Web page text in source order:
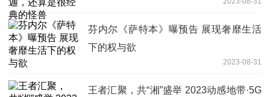
芬内尔《萨特本》曝预告 展现奢靡生活
下的权与欲
2023-08-31
王者汇聚，共“湘”盛举 2023动感地带·5G